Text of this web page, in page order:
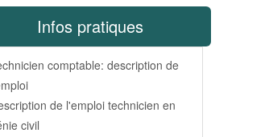
Infos pratiques
comptable: description de
de l'emploi technicien en
civil